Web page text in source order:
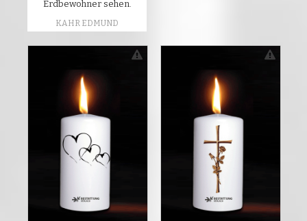
Erdbewohner sehen.
KAHR EDMUND